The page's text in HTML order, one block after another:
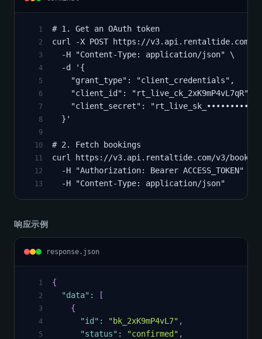
1 # 1. Get an OAuth token
2 curl -X POST https://v3.api.rentaltide.com/
3
  -H "Content-Type: application/json" \
4
  -d '{
5
    "grant_type": "client_credentials",
6
    "client_id": "rt_live_ck_2xK9mP4vL7qR",
7
    "client_secret": "rt_live_sk_••••••••••"
8
  }'
9
10
# 2. Fetch bookings
11 curl https://v3.api.rentaltide.com/v3/
12
  -H "Authorization: Bearer ACCESS_TOKEN" \
13
  -H "Content-Type: application/json"
响应示例
response.json
1 {
2 "data" : [
3 {
4 "id" : "bk_2xK9mP4vL7" ,
5 "status" : "confirmed" ,